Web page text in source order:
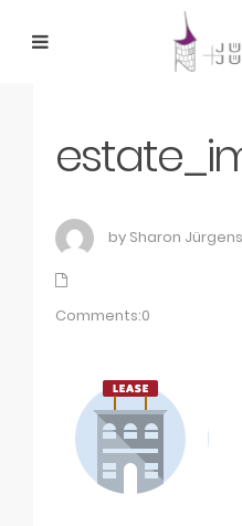
by Sharon
Comments:0